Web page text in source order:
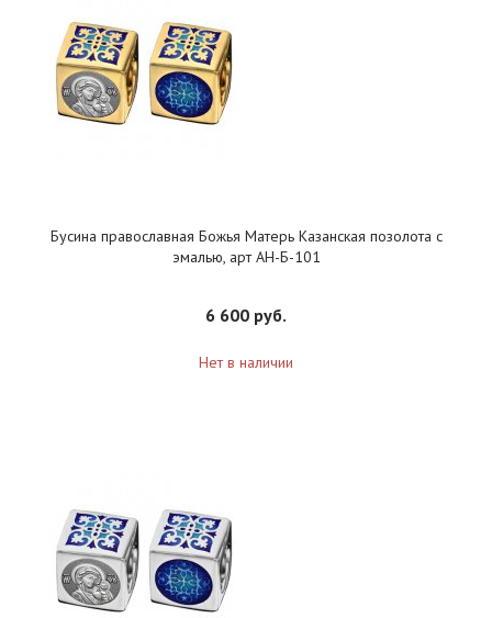
Бусина православная Божья Матерь Казанская позолота с
эмалью, арт АН-Б-101
6 600 руб.
Нет в наличии